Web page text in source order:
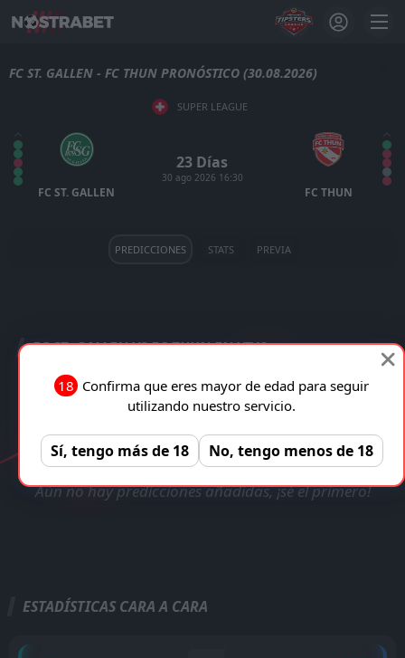
FC ST. GALLEN - FC THUN PRONÓSTICO (30.08.2026)
SUPER LEAGUE
FC ST. GALLEN
23 Días
30 ago 2026 16:30
FC THUN
PREDICCIONES STATS PREVIA
FC ST. GALLEN VS FC THUN EN VIVO
TRANSMISIÓN EN VIVO
VERIFICADA Y LEGAL!
REGISTRAR
Aún no hay predicciones añadidas, ¡sé el primero!
ESTADÍSTICAS CARA A CARA
18 Confirma que eres mayor de edad para seguir
utilizando nuestro servicio.
Sí, tengo más de 18 No, tengo menos de 18